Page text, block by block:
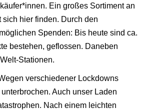
Ein großes Sortiment an
hier finden. Durch den
Spenden: Bis heute sind ca.
bestehen, geflossen. Daneben
Stationen.
verschiedener Lockdowns
Auch unser Laden
Nach einem leichten